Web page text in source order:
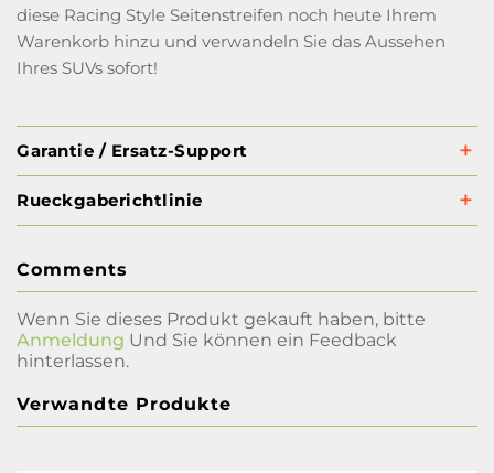
diese Racing Style Seitenstreifen noch heute Ihrem
Warenkorb hinzu und verwandeln Sie das Aussehen
Ihres SUVs sofort!
Garantie / Ersatz-Support
Rueckgaberichtlinie
Comments
Wenn Sie dieses Produkt gekauft haben, bitte
Anmeldung Und Sie können ein Feedback
hinterlassen.
Verwandte Produkte